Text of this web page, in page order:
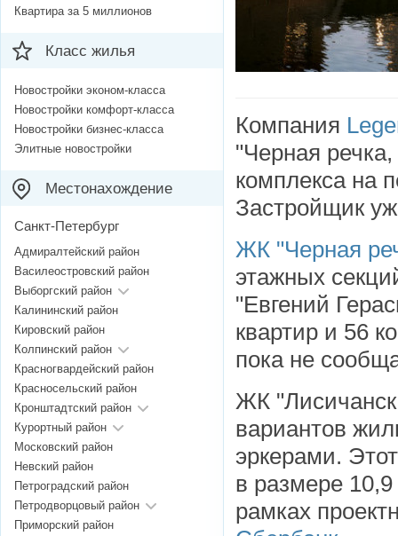
Компания
"Черная
комплекса на
Застройщик
ЖК "Черная
этажных
"Евгений
квартир и 56
пока не
ЖК
вариантов
эркерами.
в размере
рамках
Квартира за 5 миллионов
Класс жилья
Новостройки эконом-класса
Новостройки комфорт-класса
Новостройки бизнес-класса
Элитные новостройки
Местонахождение
Санкт-Петербург
Адмиралтейский район
Василеостровский район
Выборгский район
Калининский район
Кировский район
Колпинский район
Красногвардейский район
Красносельский район
Кронштадтский район
Курортный район
Московский район
Невский район
Петроградский район
Петродворцовый район
Приморский район